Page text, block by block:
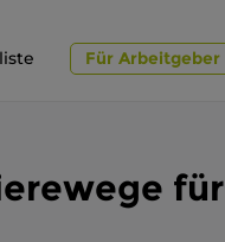
Für Arbeitgeber
für